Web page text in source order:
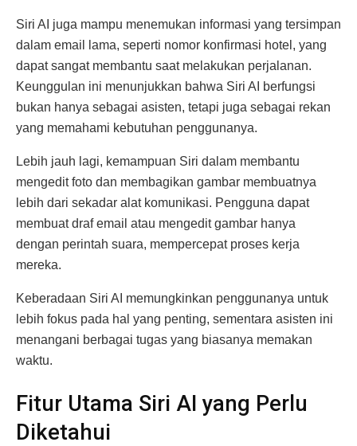
Siri AI juga mampu menemukan informasi yang tersimpan
dalam email lama, seperti nomor konfirmasi hotel, yang
dapat sangat membantu saat melakukan perjalanan.
Keunggulan ini menunjukkan bahwa Siri AI berfungsi
bukan hanya sebagai asisten, tetapi juga sebagai rekan
yang memahami kebutuhan penggunanya.
Lebih jauh lagi, kemampuan Siri dalam membantu
mengedit foto dan membagikan gambar membuatnya
lebih dari sekadar alat komunikasi. Pengguna dapat
membuat draf email atau mengedit gambar hanya
dengan perintah suara, mempercepat proses kerja
mereka.
Keberadaan Siri AI memungkinkan penggunanya untuk
lebih fokus pada hal yang penting, sementara asisten ini
menangani berbagai tugas yang biasanya memakan
waktu.
Fitur Utama Siri AI yang Perlu
Diketahui